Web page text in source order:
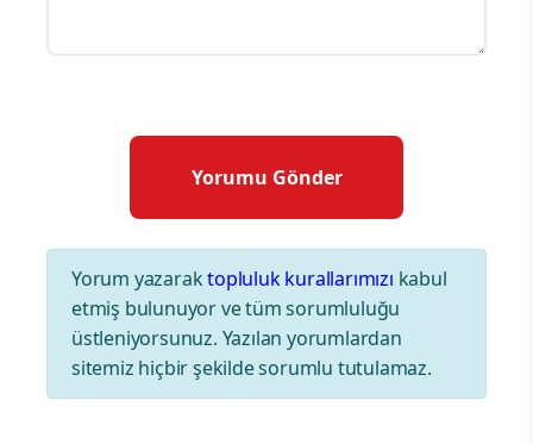
Yorum yazaraktopluluk kurallarımızı kabul
etmiş bulunuyor ve tüm sorumluluğu
üstleniyorsunuz. Yazılan yorumlardan
sitemiz hiçbir şekilde sorumlu tutulamaz.